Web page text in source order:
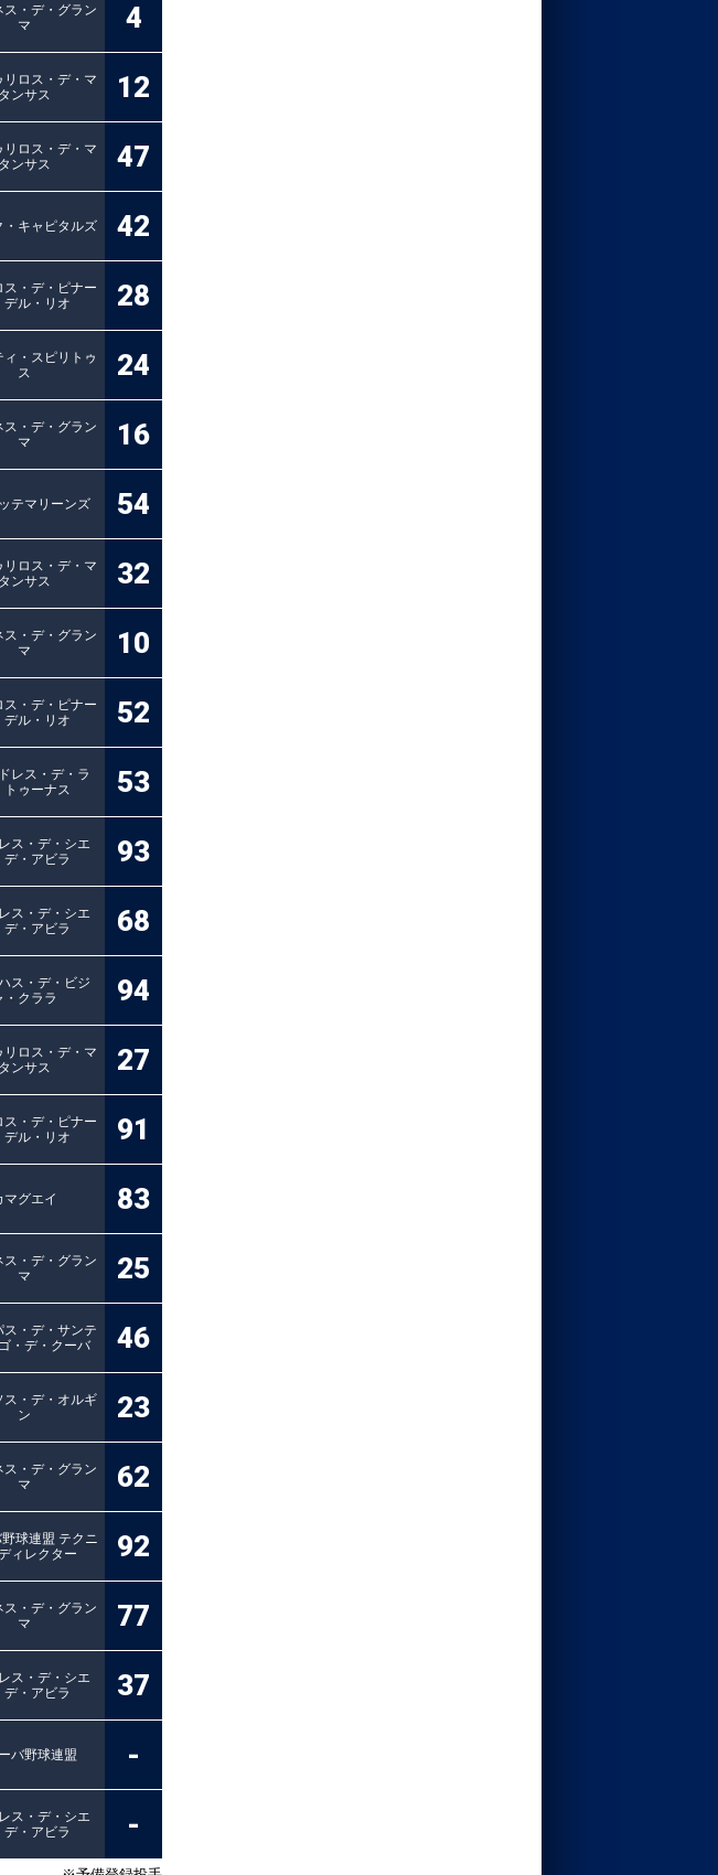
ス・デ・グラン
マ
4
リロス・デ・マ
タンサス
12
リロス・デ・マ
タンサス
47
・キャピタルズ 42
ス・デ・ピナー
デル・リオ
28
ィ・スピリトゥ
ス
24
ス・デ・グラン
マ
16
テマリーンズ 54
リロス・デ・マ
タンサス
32
ス・デ・グラン
マ
10
ス・デ・ピナー
デル・リオ
52
レス・デ・ラ
トゥーナス
53
ス・デ・シエ
デ・アビラ
93
ス・デ・シエ
デ・アビラ
68
ス・デ・ビジ
・クララ
94
リロス・デ・マ
タンサス
27
ス・デ・ピナー
デル・リオ
91
マグエイ 83
ス・デ・グラン
マ
25
ス・デ・サンテ
・デ・クーバ
46
ス・デ・オルギ
ン
23
ス・デ・グラン
マ
62
球連盟 テクニ
ィレクター
92
ス・デ・グラン
マ
77
ス・デ・シエ
デ・アビラ
37
バ野球連盟 -
ス・デ・シエ
デ・アビラ
-